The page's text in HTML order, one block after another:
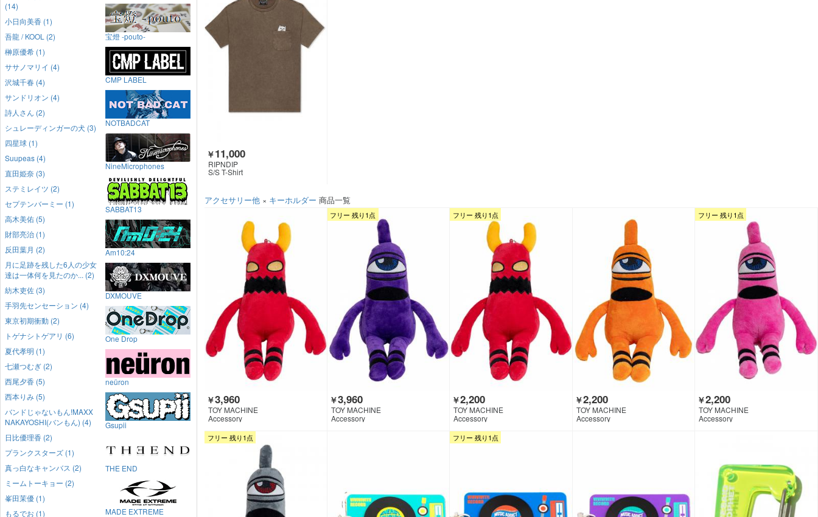
￥11,000
RIPNDIP
S/S T-Shirt
アクセサリー他 × キーホルダー 商品一覧
￥3,960
TOY MACHINE
Accessory
フリー 残り1点
￥3,960
TOY MACHINE
Accessory
フリー 残り1点
￥2,200
TOY MACHINE
Accessory
￥2,200
TOY MACHINE
Accessory
フリー 残り1点
￥2,200
TOY MACHINE
Accessory
フリー 残り1点 フリー 残り1点
(14)
小日向美香 (1)
吾龍 / KOOL (2)
榊原優希 (1)
ササノマリイ (4)
沢城千春 (4)
サンドリオン (4)
詩人さん (2)
シュレーディンガーの犬 (3)
四星球 (1)
Suupeas (4)
直田姫奈 (3)
ステミレイツ (2)
セプテンバーミー (1)
高木美佑 (5)
財部亮治 (1)
反田葉月 (2)
月に足跡を残した6人の少女
達は一体何を見たのか... (2)
紡木吏佐 (3)
手羽先センセーション (4)
東京初期衝動 (2)
トゲナシトゲアリ (6)
夏代孝明 (1)
七瀬つむぎ (2)
西尾夕香 (5)
西本りみ (5)
バンドじゃないもん!MAXX
NAKAYOSHI(バンもん) (4)
日比優理香 (2)
プランクスターズ (1)
真っ白なキャンバス (2)
ミームトーキョー (2)
峯田茉優 (1)
もるでお (1)
宝燈 -pouto-
CMP LABEL
NOTBADCAT
NineMicrophones
SABBAT13
Am10:24
DXMOUVE
One Drop
neüron
Gsupii
THE END
MADE EXTREME